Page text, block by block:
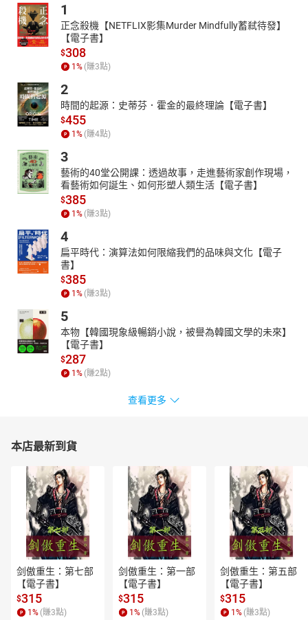
1
正念殺機【NETFLIX影集Murder Mindfully蓄弒待發】
【電子書】
$308
1 % (賺3點)
2
時間的起源：史蒂芬．霍金的最終理論【電子書】
$455
1 % (賺4點)
3
藝術的40堂公開課：透過故事，走進藝術家創作現場，
看藝術如何誕生、如何形塑人類生活【電子書】
$385
1 % (賺3點)
4
扁平時代：演算法如何限縮我們的品味與文化【電子
書】
$385
1 % (賺3點)
5
本物【韓國現象級暢銷小說，被譽為韓國文學的未來】
【電子書】
$287
1 % (賺2點)
查看更多
本店最新到貨
剑傲重生：第七部
【電子書】
$315
1 % (賺3點)
剑傲重生：第一部
【電子書】
$315
1 % (賺3點)
剑傲重生：第五部
【電子書】
$315
1 % (賺3點)